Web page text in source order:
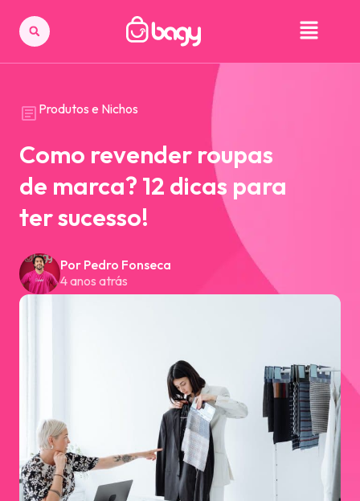
Produtos e Nichos
Como revender roupas
de marca? 12 dicas para
ter sucesso!
Por Pedro Fonseca
4 anos atrás